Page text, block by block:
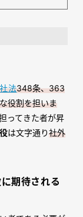
法348条、363
役割を担いま
ってきた者が昇
は文字通り社外
期待される